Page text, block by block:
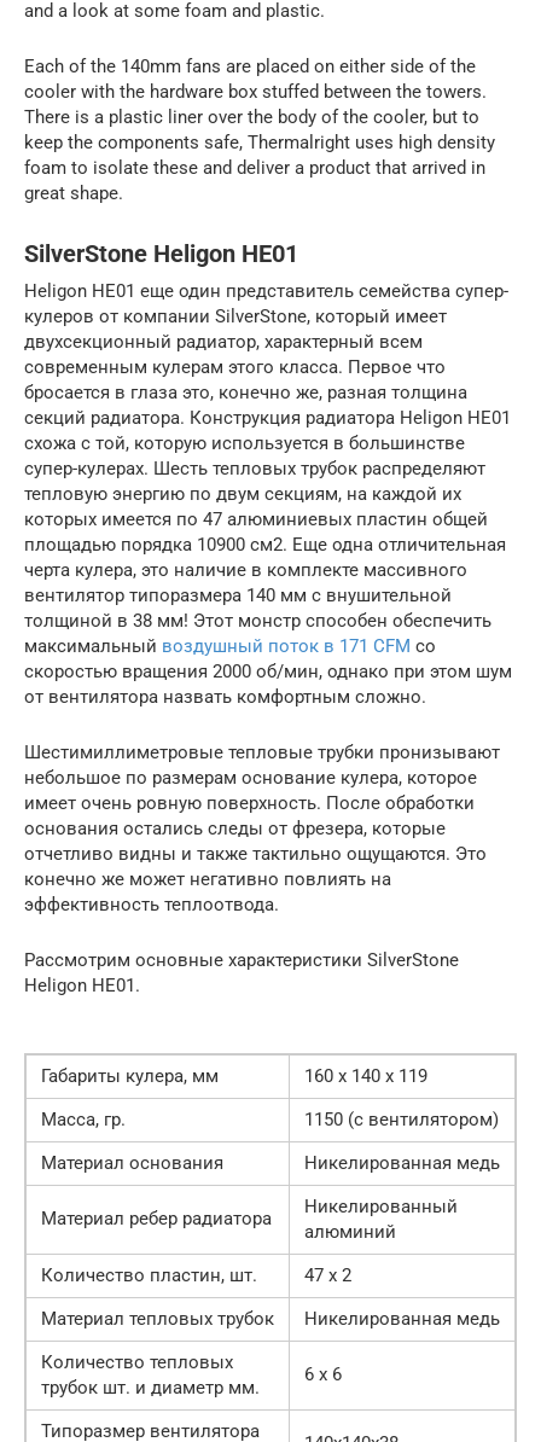
and a look at some foam and plastic.
Each of the 140mm fans are placed on either side of the
cooler with the hardware box stuffed between the towers.
There is a plastic liner over the body of the cooler, but to
keep the components safe, Thermalright uses high density
foam to isolate these and deliver a product that arrived in
great shape.
SilverStone Heligon HE01
Heligon HE01 еще один представитель семейства супер-
кулеров от компании SilverStone, который имеет
двухсекционный радиатор, характерный всем
современным кулерам этого класса. Первое что
бросается в глаза это, конечно же, разная толщина
секций радиатора. Конструкция радиатора Heligon HE01
схожа с той, которую используется в большинстве
супер-кулерах. Шесть тепловых трубок распределяют
тепловую энергию по двум секциям, на каждой их
которых имеется по 47 алюминиевых пластин общей
площадью порядка 10900 см2. Еще одна отличительная
черта кулера, это наличие в комплекте массивного
вентилятор типоразмера 140 мм с внушительной
толщиной в 38 мм! Этот монстр способен обеспечить
максимальный воздушный поток в 171 CFM со
скоростью вращения 2000 об/мин, однако при этом шум
от вентилятора назвать комфортным сложно.
Шестимиллиметровые тепловые трубки пронизывают
небольшое по размерам основание кулера, которое
имеет очень ровную поверхность. После обработки
основания остались следы от фрезера, которые
отчетливо видны и также тактильно ощущаются. Это
конечно же может негативно повлиять на
эффективность теплоотвода.
Рассмотрим основные характеристики SilverStone
Heligon HE01.
Габариты кулера, мм
160 х 140 х 119
Масса, гр.
1150 (с вентилятором)
Материал основания
Никелированная медь
Материал ребер радиатора
Никелированный
алюминий
Количество пластин, шт.
47 х 2
Материал тепловых трубок
Никелированная медь
Количество тепловых
трубок шт. и диаметр мм.
6 х 6
Типоразмер вентилятора